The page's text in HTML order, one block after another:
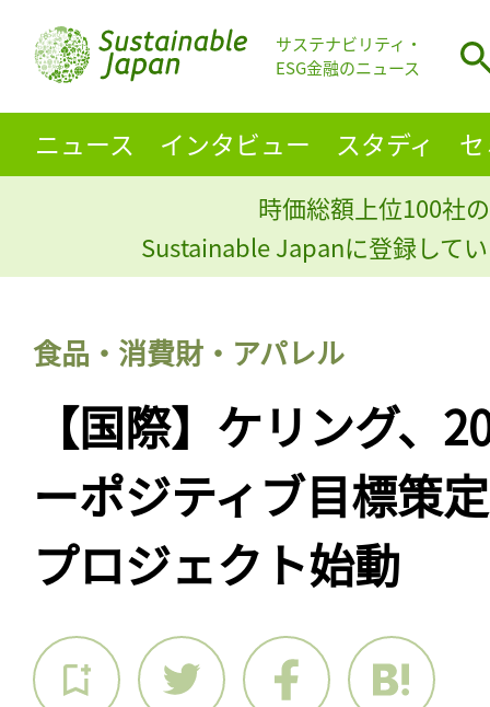
サステナビリティ・
ESG金融のニュース
ニュース インタビュー スタディ
時価総額上位100社
Sustainable Japanに登録して
食品・消費財・アパレル
【国際】ケリング、
ーポジティブ目標策
プロジェクト始動